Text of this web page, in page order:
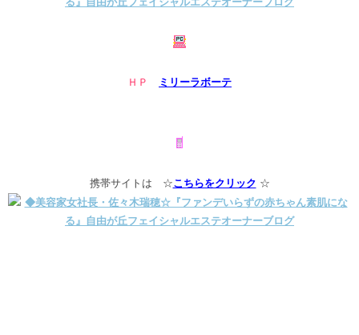
ＨＰ ミリーラボーテ
携帯サイトは ☆こちらをクリック ☆